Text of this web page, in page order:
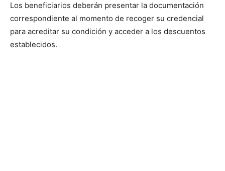
Los beneficiarios deberán presentar la documentación
correspondiente al momento de recoger su credencial
para acreditar su condición y acceder a los descuentos
establecidos.